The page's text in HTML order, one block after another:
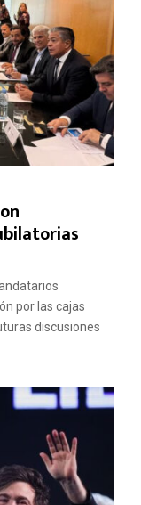
por las cajas
discusiones